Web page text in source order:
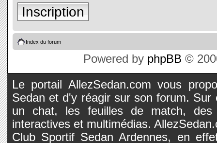
Inscription
Index du forum
Powered by phpBB ©
Le portail AllezSedan.com vous
Sedan et d'y réagir sur son forum.
un chat, les feuilles de match, des
interactives et multimédias.
Club Sportif Sedan Ardennes, en